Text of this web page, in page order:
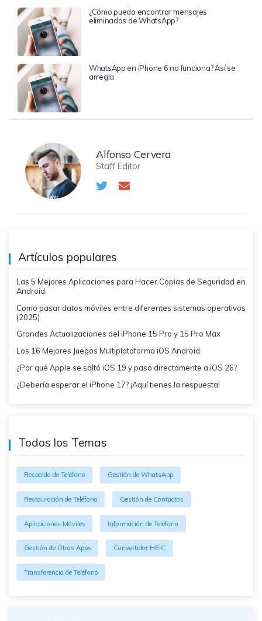
¿Cómo puedo encontrar mensajes
eliminados de WhatsApp?
WhatsApp en iPhone 6 no funciona? Así se
arregla
Alfonso Cervera
Staff Editor
Artículos populares
Las 5 Mejores Aplicaciones para Hacer Copias de Seguridad en
Android
Como pasar datos móviles entre diferentes sistemas operativos
(2025)
Grandes Actualizaciones del iPhone 15 Pro y 15 Pro Max
Los 16 Mejores Juegos Multiplataforma iOS Android
¿Por qué Apple se saltó iOS 19 y pasó directamente a iOS 26?
¿Debería esperar el iPhone 17? ¡Aquí tienes la respuesta!
Todos los Temas
Respaldo de Teléfono Gestión de WhatsApp
Restauración de Teléfono Gestión de Contactos
Aplicaciones Móviles Información de Teléfono
Gestión de Otras Apps Convertidor HEIC
Transferencia de Teléfono